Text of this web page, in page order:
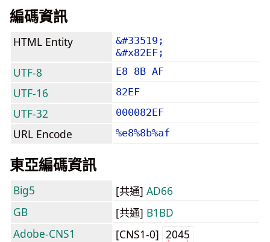
編碼資訊
HTML Entity
&#33519;
&#x82EF;
UTF-8 E8 8B AF
UTF-16 82EF
UTF-32 000082EF
URL Encode %e8%8b%af
東亞編碼資訊
Big5 [共通] AD66
GB
[共通] B1BD
Adobe-CNS1
[CNS1-0] 2045